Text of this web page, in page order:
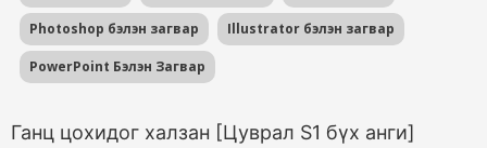
Photoshop бэлэн загвар Illustrator бэлэн загвар
PowerPoint Бэлэн Загвар
Ганц цохидог халзан [Цуврал S1 бүх анги]